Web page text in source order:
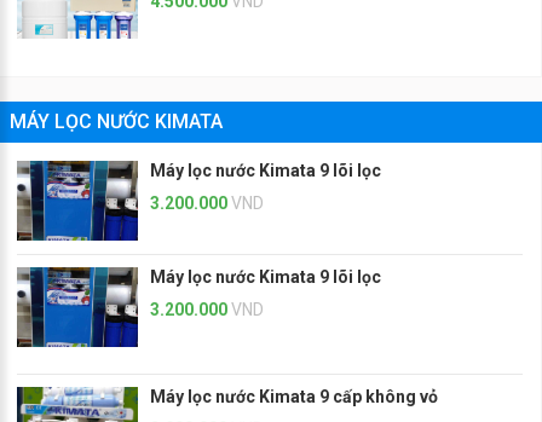
MÁY LỌC NƯỚC KIMATA
Máy lọc nước Kimata 9 lõi lọc
3.200.000VND
Máy lọc nước Kimata 9 lõi lọc
3.200.000VND
Máy lọc nước Kimata 9 cấp không vỏ